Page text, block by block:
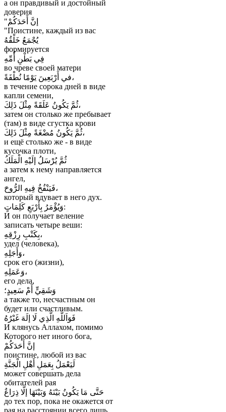
а он правдивый и достойный
доверия
"إنَّ أَحَدَكُمْ
"Поистине, каждый из вас
يُجْمَعُ خَلْقُهُ
формируется
فِي بَطْنِ أُمِّهِ
во чреве своей матери
في أَرْبَعِينَ يَوْمًا نُطْفَةً،
в течение сорока дней в виде
капли семени,
ثُمَّ يَكُونُ عَلَقَةً مِثْلَ ذَلِكَ،
затем он столько же пребывает
(там) в виде сгустка крови
ثُمَّ يَكُونُ مُضْغَةً مِثْلَ ذَلِكَ،
и ещё столько же - в виде
кусочка плоти,
ثُمَّ يُرْسَلُ إلَيْهِ الْمَلَكُ
а затем к нему направляется
ангел,
فَيَنْفُخُ فِيهِ الرُّوحَ،
который вдувает в него дух.
وَيُؤْمَرُ بِأَرْبَعِ كَلِمَاتٍ:
И он получает веление
записать четыре веши:
بِكَتْبِ رِزْقِهِ،
удел (человека),
وَأَجَلِهِ،
срок его (жизни),
وَعَمَلِهِ،
его дела,
وَشَقِيٍّ أَمْ سَعِيدٍ؛
а также то, несчастным он
будет или счастливым.
فَوَاَللَّهِ الَّذِي لَا إلَهَ غَيْرُهُ
И клянусь Аллахом, помимо
Которого нет иного бога,
إنَّ أَحَدَكُمْ
поистине, любой из вас
لَيَعْمَلُ بِعَمَلِ أَهْلِ الْجَنَّةِ
может совершать дела
обитателей рая
حَتَّى مَا يَكُونُ بَيْنَهُ وَبَيْنَهَا إلَّا ذِرَاعٌ
до тех пор, пока не окажется от